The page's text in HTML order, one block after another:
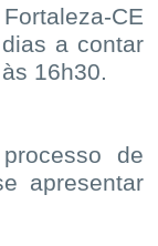
CE
a contar
16h30.
de
apresentar